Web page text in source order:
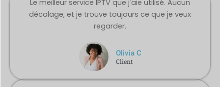
Le meilleur service IPTV que j'aie utilisé. Aucun
décalage, et je trouve toujours ce que je veux
regarder.
Olivia C
Client